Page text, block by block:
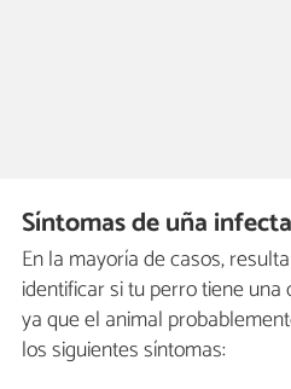
Síntomas de uña
En la mayoría de casos,
identificar si tu perro tiene
ya que el animal
los siguientes síntomas: